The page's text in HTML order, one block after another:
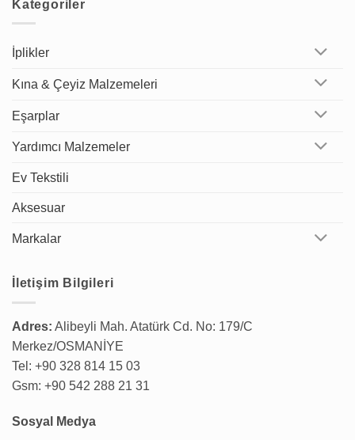
Kategoriler
İplikler
Kına & Çeyiz Malzemeleri
Eşarplar
Yardımcı Malzemeler
Ev Tekstili
Aksesuar
Markalar
İletişim Bilgileri
Adres: Alibeyli Mah. Atatürk Cd. No: 179/C
Merkez/OSMANİYE
Tel: +90 328 814 15 03
Gsm: +90 542 288 21 31
Sosyal Medya